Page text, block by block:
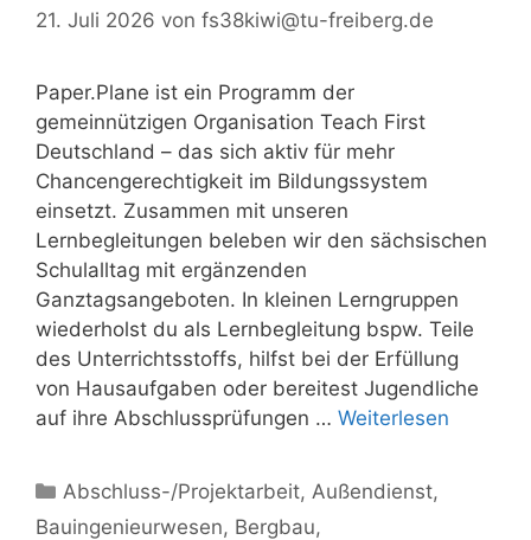
21. Juli 2026 von fs38kiwi@tu-freiberg.de
Paper.Plane ist ein Programm der
gemeinnützigen Organisation Teach First
Deutschland – das sich aktiv für mehr
Chancengerechtigkeit im Bildungssystem
einsetzt. Zusammen mit unseren
Lernbegleitungen beleben wir den sächsischen
Schulalltag mit ergänzenden
Ganztagsangeboten. In kleinen Lerngruppen
wiederholst du als Lernbegleitung bspw. Teile
des Unterrichtsstoffs, hilfst bei der Erfüllung
von Hausaufgaben oder bereitest Jugendliche
auf ihre Abschlussprüfungen … Weiterlesen
Kategorien
Abschluss-/Projektarbeit,Außendienst,
Bauingenieurwesen, Bergbau,